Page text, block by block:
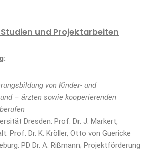
und Projektarbeiten
von Kinder- und
– ärzten sowie kooperierenden
Dresden: Prof. Dr. J. Markert,
Prof. Dr. K. Kröller, Otto von Guericke
PD Dr. A. Rißmann; Projektförderung